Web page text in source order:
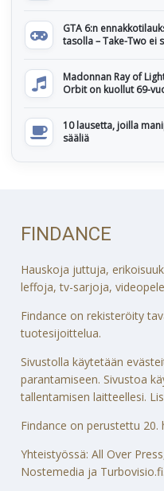
GTA 6:n
tasolla – Take-Two ei
Madonnan Ray of
Orbit on kuollut 69-
10 lausetta, joilla
sääliä
FINDANCE
Hauskoja juttuja,
leffoja, tv-sarjoja,
Findance on rekisteröity
tuotesijoittelua.
Sivustolla käytetään
parantamiseen. Sivustoa
tallentamisen laitteellesi.
Findance on perustettu 20.
Yhteistyössä: All Over
Nostemedia ja Turbovisio.fi.